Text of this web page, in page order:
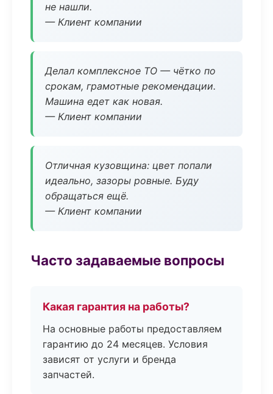
не нашли.
— Клиент компании
Делал комплексное ТО — чётко по
срокам, грамотные рекомендации.
Машина едет как новая.
— Клиент компании
Отличная кузовщина: цвет попали
идеально, зазоры ровные. Буду
обращаться ещё.
— Клиент компании
Часто задаваемые вопросы
Какая гарантия на работы?
На основные работы предоставляем
гарантию до 24 месяцев. Условия
зависят от услуги и бренда
запчастей.